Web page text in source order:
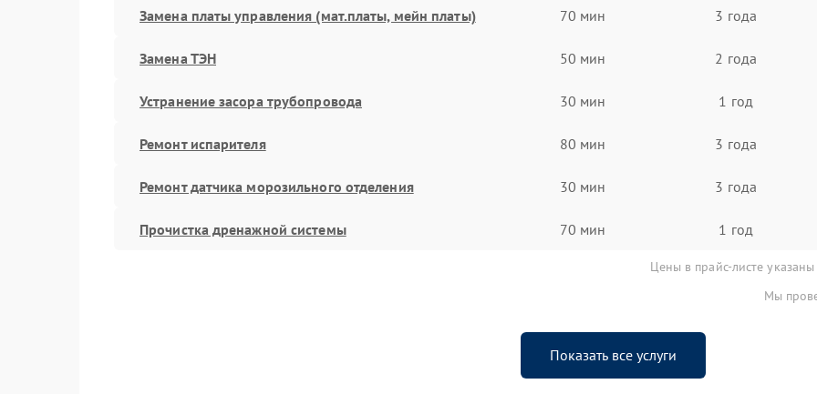
Замена платы управления (мат.платы, мейн платы) 70 мин 3 года
Замена ТЭН 50 мин 2 года
Устранение засора трубопровода 30 мин 1 год
Ремонт испарителя 80 мин 3 года
Ремонт датчика морозильного отделения 30 мин 3 года
Прочистка дренажной системы 70 мин 1 год
Цены в прайс-листе
Мы
Показать все услуги